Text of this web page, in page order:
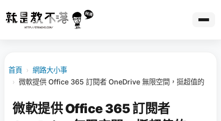
首頁 › 網路大小事
› 微軟提供 Office 365 訂閱者 OneDrive 無限空間，挺超值的
微軟提供 Office 365 訂閱者